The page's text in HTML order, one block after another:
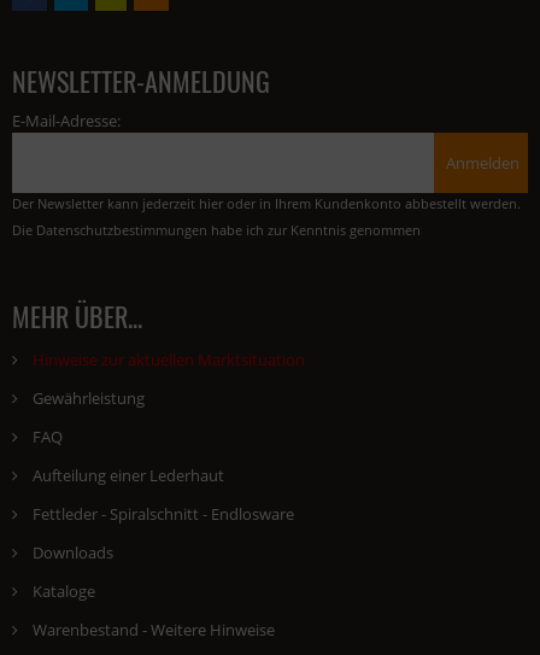
NEWSLETTER-ANMELDUNG
E-Mail-Adresse:
Anmelden
Der Newsletter kann jederzeit hier oder in Ihrem Kundenkonto abbestellt werden.
Die Datenschutzbestimmungen habe ich zur Kenntnis genommen
MEHR ÜBER...
Hinweise zur aktuellen Marktsituation
Gewährleistung
FAQ
Aufteilung einer Lederhaut
Fettleder - Spiralschnitt - Endlosware
Downloads
Kataloge
Warenbestand - Weitere Hinweise